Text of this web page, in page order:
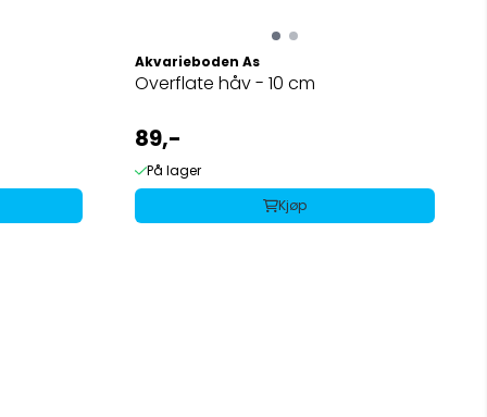
Akvarieboden As
Overflate håv - 10 cm
89,-
På lager
Kjøp